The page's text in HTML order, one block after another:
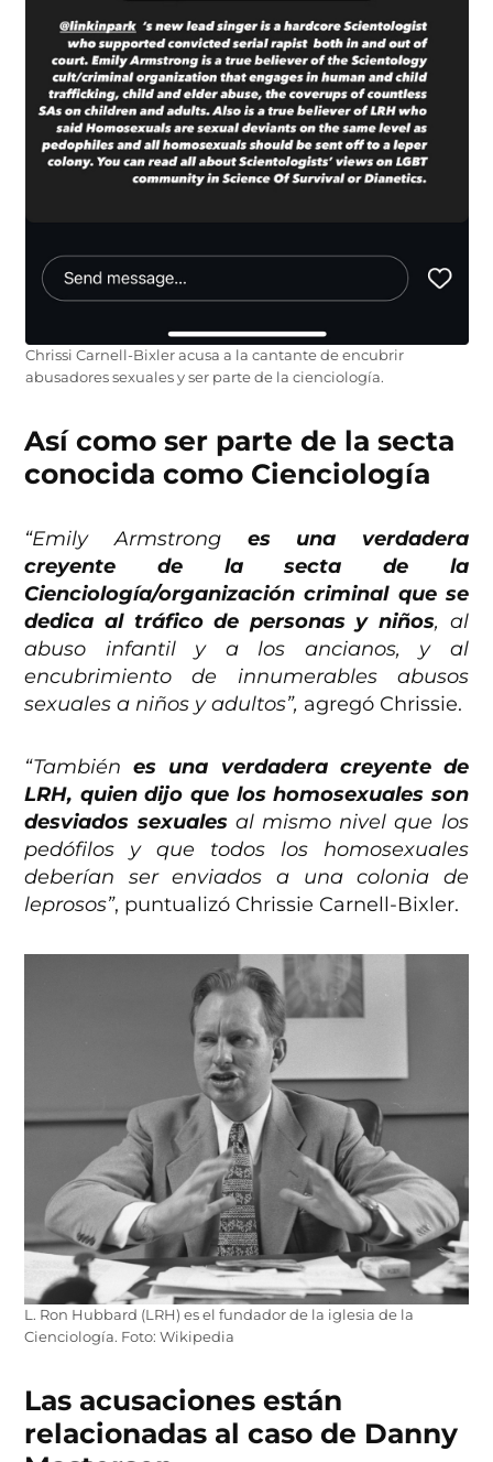
Chrissi Carnell-Bixler acusa a la cantante de encubrir
abusadores sexuales y ser parte de la cienciología.
Así como ser parte de la secta
conocida como Cienciología
“Emily Armstrong es una verdadera
creyente de la secta de la
Cienciología/organización criminal que se
dedica al tráfico de personas y niños, al
abuso infantil y a los ancianos, y al
encubrimiento de innumerables abusos
sexuales a niños y adultos”, agregó Chrissie.
“Tambiénes una verdadera creyente de
LRH, quien dijo que los homosexuales son
desviados sexualesal mismo nivel que los
pedófilos y que todos los homosexuales
deberían ser enviados a una colonia de
leprosos”, puntualizó Chrissie Carnell-Bixler.
L. Ron Hubbard (LRH) es el fundador de la iglesia de la
Cienciología. Foto: Wikipedia
Las acusaciones están
relacionadas al caso de Danny